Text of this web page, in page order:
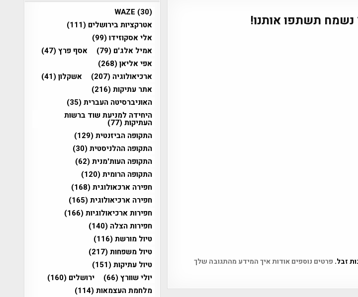
תשתפו אותנו!
פרטים נוספים אודות איך המידע מהתגובה שלך
WAZE (30)
אטרקציות בירושלים (111)
אלי אסקוזידו(99)
אמיל אלג'ם (79) אסף פרץ(47)
אפי אליאן(268)
ארכיאולוגיה (207) אשקלון(41)
אתר עתיקות(216)
האוניברסיטה העברית(35)
היחידה למניעת שוד ברשות
העתיקות(77)
התקופה הביזנטית(129)
התקופה ההלניסטית(30)
התקופה העות'מנית(62)
התקופה הרומית(120)
חפירה ארכאולוגית(168)
חפירה ארכיאולוגית(165)
חפירות ארכיאולוגיות(166)
חפירות הצלה (140)
טיול מורשת(116)
טיול משפחות(217)
טיול עתיקות(151)
יולי שוורץ(66) ירושלים (160)
מלחמת העצמאות(114)